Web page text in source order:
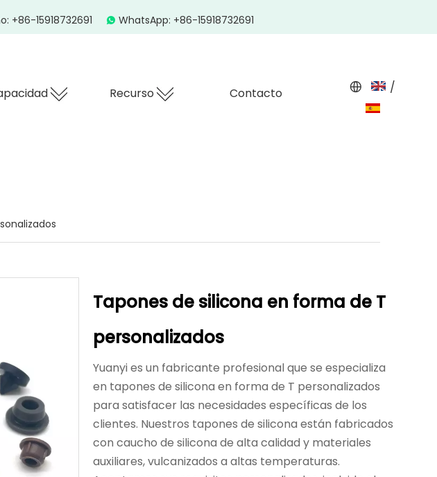
+86-15918732691  WhatsApp: +86-15918732691
Recurso Contacto /
Tapones de silicona en forma de T
personalizados
Yuanyi es un fabricante profesional que se especializa
en tapones de silicona en forma de T personalizados
para satisfacer las necesidades específicas de los
clientes. Nuestros tapones de silicona están fabricados
con caucho de silicona de alta calidad y materiales
auxiliares, vulcanizados a altas temperaturas.